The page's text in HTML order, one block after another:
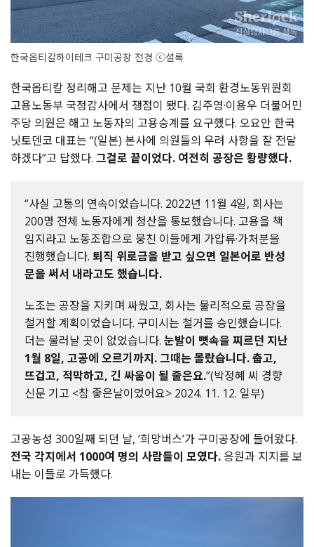
한국옵티칼하이테크 구미공장 전경 ⓒ셜록
한국옵티칼 정리해고 문제는 지난 10월 국회 환경노동위원회
고용노동부 국정감사에서 쟁점이 됐다. 김주영·이용우 더불어민
주당 의원은 해고 노동자의 고용승계를 요구했다. 오요안 한국
닛토덴코 대표는 “(일본) 본사에 의원들의 우려 사항을 잘 전달
하겠다”고 답했다. 그걸로 끝이었다. 여전히 공장은 황량했다.
“사실 고통의 연속이었습니다. 2022년 11월 4일, 회사는
200명 전체 노동자에게 청산을 통보했습니다. 고용을 책
임지라고 노동조합으로 뭉친 이들에게 가압류·가처분을
진행했습니다. 퇴직 위로금을 받고 싶으면 일본어로 반성
문을 써서 내라고도 했습니다.
노조는 공장을 지키며 싸웠고, 회사는 물리적으로 공장을
철거할 계획이었습니다. 구미시는 철거를 승인했습니다.
더는 물러날 곳이 없었습니다. 눈발이 뼛속을 찌르던 지난
1월 8일, 고공에 오르기까지. 그때는 몰랐습니다. 춥고,
뜨겁고, 적막하고, 긴 싸움이 될 줄은요.”(박정혜 씨 경향
신문 기고 <참 좋은날이었어요> 2024. 11. 12. 일부)
고공농성 300일째 되던 날, ‘희망버스’가 구미공장에 들어왔다.
전국 각지에서 1000여 명의 사람들이 모였다. 응원과 지지를 보
내는 이들로 가득했다.